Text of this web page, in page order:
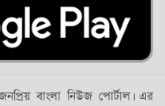
বাংলা নিউজ পোর্টাল। এর